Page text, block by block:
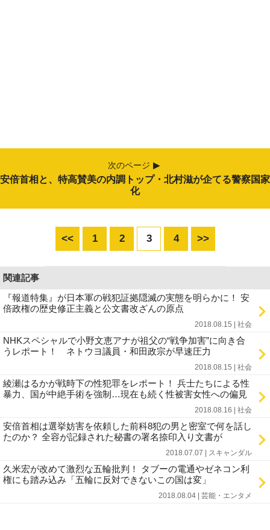
次のページ
安倍首相と、特高賛美の内調トップ・北村滋が企てる警察国家
化
<< 1 2 3 4 >>
関連記事
『報道特集』が日本軍の戦犯証拠隠滅の実態を明らかに！ 安
倍政権の歴史修正主義と公文書改ざんの原点
2018.08.15 | 社会
NHKスペシャルで小野文恵アナが祖父の“戦争加害”に向き合
うレポート！ ネトウヨ議員・和田政宗が早速圧力
2018.08.15 | 社会
綾瀬はるかが戦時下の性犯罪をレポート！ 兵士たちによる性
暴力、国が中絶手術を強制…現在も続く性被害女性への偏見
2018.08.16 | 社会
安倍首相は選挙妨害を依頼した前科8犯の男と密室で何を話し
たのか？ 全容が記録された秘書の署名捺印入り文書が
2018.07.07 | スキャンダル
久米宏が改めて激烈な五輪批判！ タブーの電通やゼネコン利
権にも踏み込み「五輪に反対できないこの国は変」
2018.08.04 | 芸能・エンタメ